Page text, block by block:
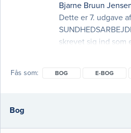
Bjarne Bruun
Dette er 7. udgave
skrevet sig ind som
periode på 35 år
Fås som BOG E-BOG
Bog